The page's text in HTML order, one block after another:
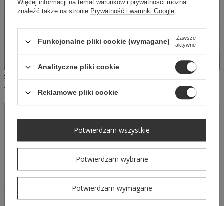
469,00 PLN
NASZ
BESTSELLER
Więcej informacji na temat warunków i prywatności można
znaleźć także na stronie Prywatność i warunki Google.
Funkcjonalne pliki cookie (wymagane)
Zawsze
aktywne
Analityczne pliki cookie
Reklamowe pliki cookie
Potwierdzam wybrane
Potwierdzam wymagane
Potwierdzam wszystkie